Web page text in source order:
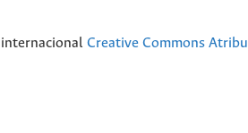
Creative Commons